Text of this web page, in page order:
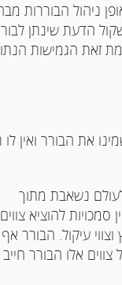
ניהול הבוררות
הדעת שינתן
זאת הגמישות
את הבורר ואין לו
נשאבת מתוך
להוציא צווים
עיקול. הבורר אף
אלו הבורר חייב